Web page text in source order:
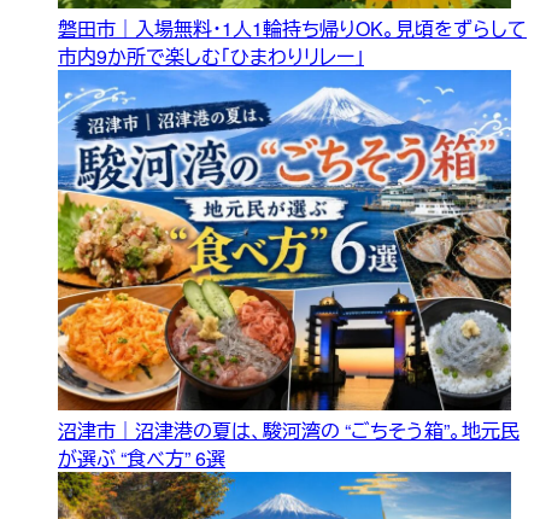
磐田市｜入場無料・1人1輪持ち帰りOK。見頃をずらして
市内9か所で楽しむ「ひまわりリレー」
沼津市｜沼津港の夏は、駿河湾の “ごちそう箱”。地元民
が選ぶ “食べ方” 6選